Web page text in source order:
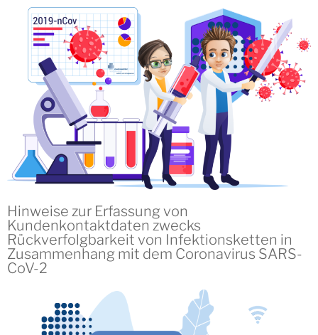
Hinweise zur Erfassung von
Kundenkontaktdaten zwecks
Rückverfolgbarkeit von Infektionsketten in
Zusammenhang mit dem Coronavirus SARS-
CoV-2